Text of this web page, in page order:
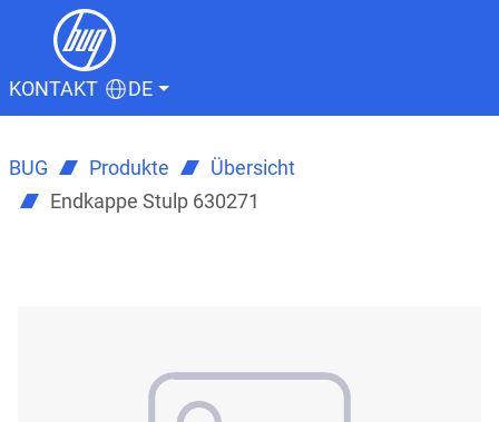
KONTAKT DE
BUG Produkte
Übersicht
Endkappe Stulp 630271